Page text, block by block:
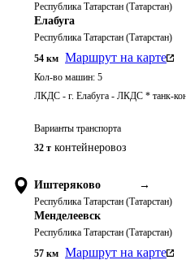
Республика Татарстан (Татарстан)
Елабуга
Республика Татарстан (Татарстан)
54 км Маршрут на карте
Кол-во машин: 5
ЛКДС - г. Елабуга - ЛКДС * танк-
Варианты транспорта
32 т контейнеровоз
Иштеряково →
Республика Татарстан (Татарстан)
Менделеевск
Республика Татарстан (Татарстан)
57 км Маршрут на карте